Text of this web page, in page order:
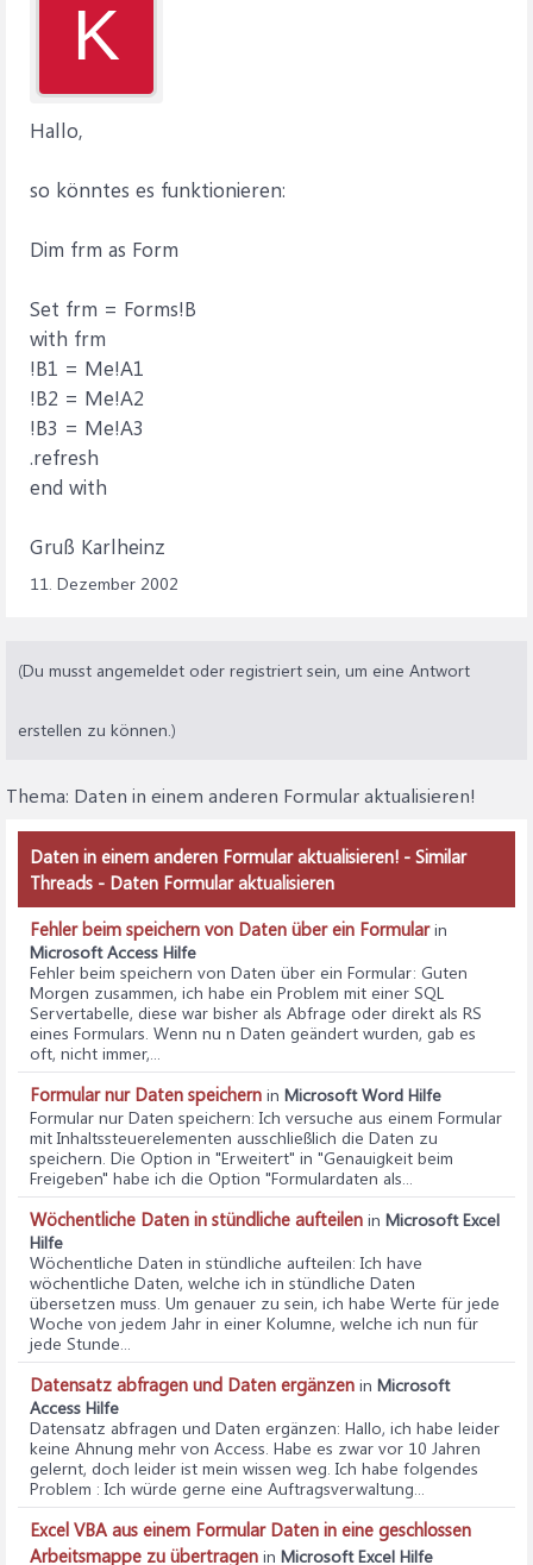
K
Hallo,
so könntes es funktionieren:
Dim frm as Form
Set frm = Forms!B
with frm
!B1 = Me!A1
!B2 = Me!A2
!B3 = Me!A3
.refresh
end with
Gruß Karlheinz
11. Dezember 2002
(Du musst angemeldet oder registriert sein, um eine Antwort
erstellen zu können.)
Thema: Daten in einem anderen Formular aktualisieren!
Daten in einem anderen Formular aktualisieren! - Similar
Threads - Daten Formular aktualisieren
Fehler beim speichern von Daten über ein Formularin
Microsoft Access Hilfe
Fehler beim speichern von Daten über ein Formular: Guten
Morgen zusammen, ich habe ein Problem mit einer SQL
Servertabelle, diese war bisher als Abfrage oder direkt als RS
eines Formulars. Wenn nu n Daten geändert wurden, gab es
oft, nicht immer,...
Formular nur Daten speichern in Microsoft Word Hilfe
Formular nur Daten speichern: Ich versuche aus einem Formular
mit Inhaltssteuerelementen ausschließlich die Daten zu
speichern. Die Option in "Erweitert" in "Genauigkeit beim
Freigeben" habe ich die Option "Formulardaten als...
Wöchentliche Daten in stündliche aufteilen in Microsoft Excel
Hilfe
Wöchentliche Daten in stündliche aufteilen: Ich have
wöchentliche Daten, welche ich in stündliche Daten
übersetzen muss. Um genauer zu sein, ich habe Werte für jede
Woche von jedem Jahr in einer Kolumne, welche ich nun für
jede Stunde...
Datensatz abfragen und Daten ergänzen in Microsoft
Access Hilfe
Datensatz abfragen und Daten ergänzen: Hallo, ich habe leider
keine Ahnung mehr von Access. Habe es zwar vor 10 Jahren
gelernt, doch leider ist mein wissen weg. Ich habe folgendes
Problem : Ich würde gerne eine Auftragsverwaltung...
Excel VBA aus einem Formular Daten in eine geschlossen
Arbeitsmappe zu übertragen in Microsoft Excel Hilfe